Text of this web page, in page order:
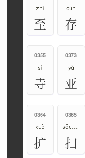
zhì
至
cún
存
0355
sì
寺
0373
yà
亚
0364
kuò
扩
0365
sǎo、sào
扫